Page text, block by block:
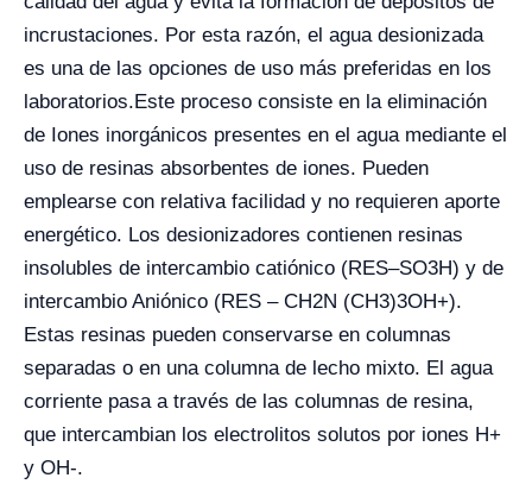
incrustaciones. Por esta razón, el agua desionizada
es una de las opciones de uso más preferidas en los
laboratorios. Este proceso consiste en la eliminación
de Iones inorgánicos presentes en el agua mediante el
uso de resinas absorbentes de iones. Pueden
emplearse con relativa facilidad y no requieren aporte
energético. Los desionizadores contienen resinas
insolubles de intercambio catiónico (RES–SO3H) y de
intercambio Aniónico (RES – CH2N (CH3)3OH+).
Estas resinas pueden conservarse en columnas
separadas o en una columna de lecho mixto. El agua
corriente pasa a través de las columnas de resina,
que intercambian los electrolitos solutos por iones H+
y OH-.